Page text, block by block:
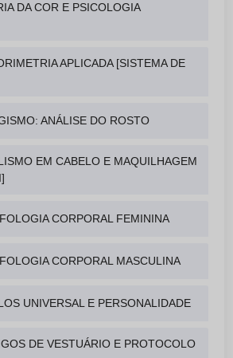
DA COR E PSICOLOGIA
APLICADA [SISTEMA DE
ANÁLISE DO ROSTO
EM CABELO E MAQUILHAGEM
CORPORAL FEMININA
CORPORAL MASCULINA
UNIVERSAL E PERSONALIDADE
DE VESTUÁRIO E PROTOCOLO